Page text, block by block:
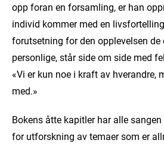
opp foran en forsamling, er han
individ kommer med en
forutsetning for den opplevelsen de
personlige, står side om side med
«Vi er kun noe i kraft av hverandre,
med.»
Bokens åtte kapitler har alle
for utforskning av temaer som er